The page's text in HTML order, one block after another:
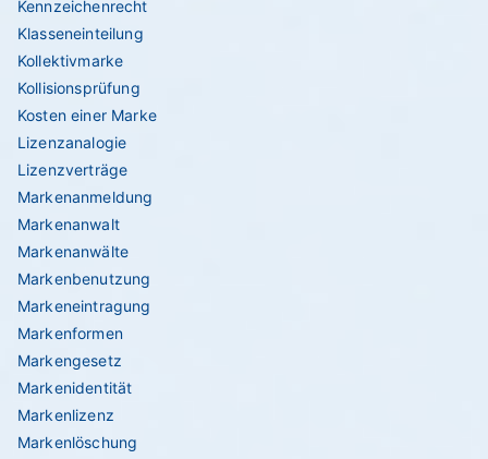
Kennzeichenrecht
Klasseneinteilung
Kollektivmarke
Kollisionsprüfung
Kosten einer Marke
Lizenzanalogie
Lizenzverträge
Markenanmeldung
Markenanwalt
Markenanwälte
Markenbenutzung
Markeneintragung
Markenformen
Markengesetz
Markenidentität
Markenlizenz
Markenlöschung